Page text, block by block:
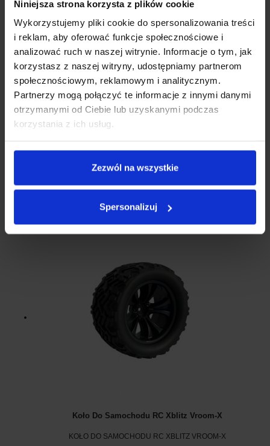
Niniejsza strona korzysta z plików cookie
Wykorzystujemy pliki cookie do spersonalizowania treści
i reklam, aby oferować funkcje społecznościowe i
analizować ruch w naszej witrynie. Informacje o tym, jak
korzystasz z naszej witryny, udostępniamy partnerom
społecznościowym, reklamowym i analitycznym.
Partnerzy mogą połączyć te informacje z innymi danymi
otrzymanymi od Ciebie lub uzyskanymi podczas
korzystania z ich usług.
Zezwól na wszystkie
Spersonalizuj
Drążek Kierowniczy Do Samochodu RC Xblitz Vroom-X
DRĄŻEK KIEROWNICZY DO SAMOCHODU RC XBLITZ VROOM-X
Elementy wymienne zabawek
Koło Do Samochodu RC Xblitz Vroom-X
KOŁO DO SAMOCHODU RC XBLITZ VROOM-X